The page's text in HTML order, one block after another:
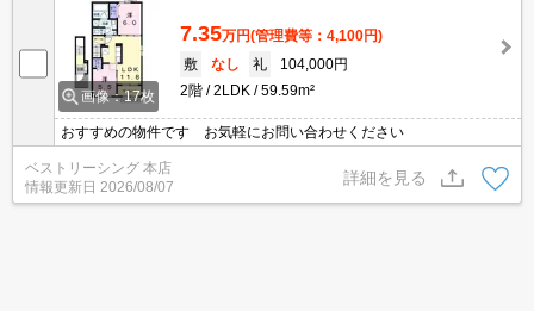
画像：17枚
7.35万円(管理費等：4,100円)
敷
なし 礼
104,000円
2階
2LDK 59.59m²
おすすめの物件です お気軽にお問い合わせください
ベストリーシング 本店
情報更新日 2026/08/07
詳細を見る